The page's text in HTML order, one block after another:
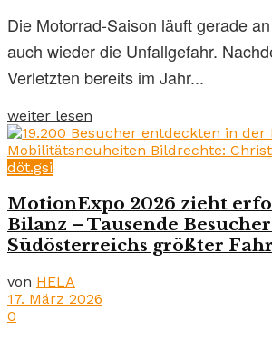
Die Motorrad-Saison läuft gerade
auch wieder die Unfallgefahr.
Verletzten bereits im Jahr...
weiter lesen
döt.gsi
MotionExpo 2026 zieht
Bilanz – Tausende
Südösterreichs größter
von HELA
17. März 2026
0